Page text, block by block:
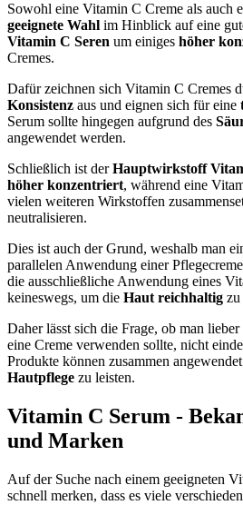
Sowohl eine Vitamin C Creme als auch
geeignete Wahl im Hinblick auf eine
Vitamin C Seren um einiges höher
Cremes.
Dafür zeichnen sich Vitamin C Cremes
Konsistenz aus und eignen sich für eine
Serum sollte hingegen aufgrund des
angewendet werden.
Schließlich ist derHauptwirkstoff
höher konzentriert, während eine
vielen weiteren Wirkstoffen
neutralisieren.
Dies ist auch der Grund, weshalb man
parallelen Anwendung einer
die ausschließliche Anwendung eines
keineswegs, um die Haut reichhaltig zu
Daher lässt sich die Frage, ob man
eine Creme verwenden sollte, nicht
Produkte können zusammen
Hautpflege zu leisten.
Vitamin C Serum -
und Marken
Auf der Suche nach einem geeigneten
schnell merken, dass es viele